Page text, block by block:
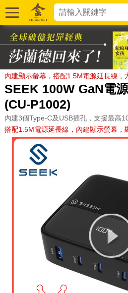
內建顯示螢幕，搭配1.5M電源延長線，
SEEK 100W GaN電
(CU-P1002)
內建3個Type-C及USB插孔，支援最高
搭配1.5M電源延長線，內建顯示螢幕，